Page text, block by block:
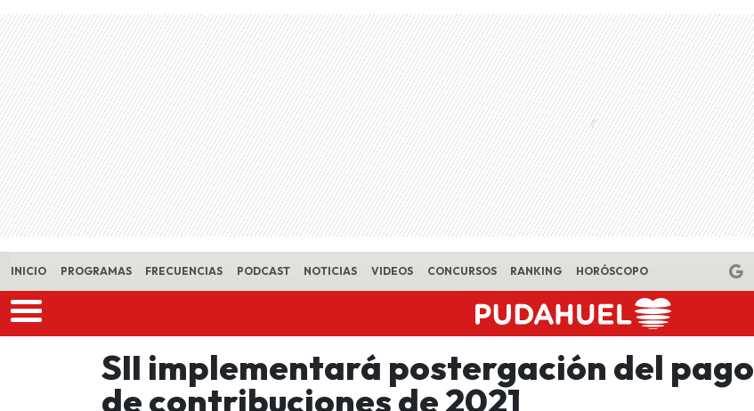
Skip to main content
INICIO PROGRAMAS FRECUENCIAS PODCAST NOTICIAS VIDEOS CONCURSOS RANKING HORÓSCOPO
SII implementará postergación del pago
de contribuciones de 2021